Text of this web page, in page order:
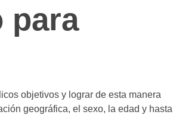
para
objetivos y lograr de esta manera
geográfica, el sexo, la edad y hasta